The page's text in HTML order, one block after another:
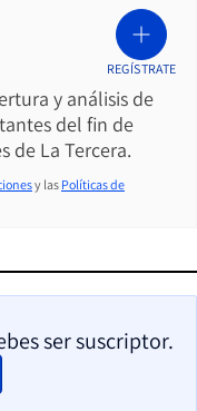
y análisis de
del fin de
de La Tercera.
REGÍSTRATE
y las Políticas de
ser suscriptor.